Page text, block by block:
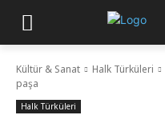
Kültür & Sanat Halk Türküleri
paşa
Halk Türküleri